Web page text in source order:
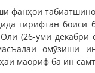
фанҳои
гирифтан
(26-уми декабри
омӯзиши
маориф ба ин